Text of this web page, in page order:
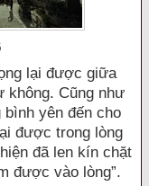
lại được giữa
không. Cũng như
yên đến cho
được trong lòng
đã len kín chặt
được vào lòng”.